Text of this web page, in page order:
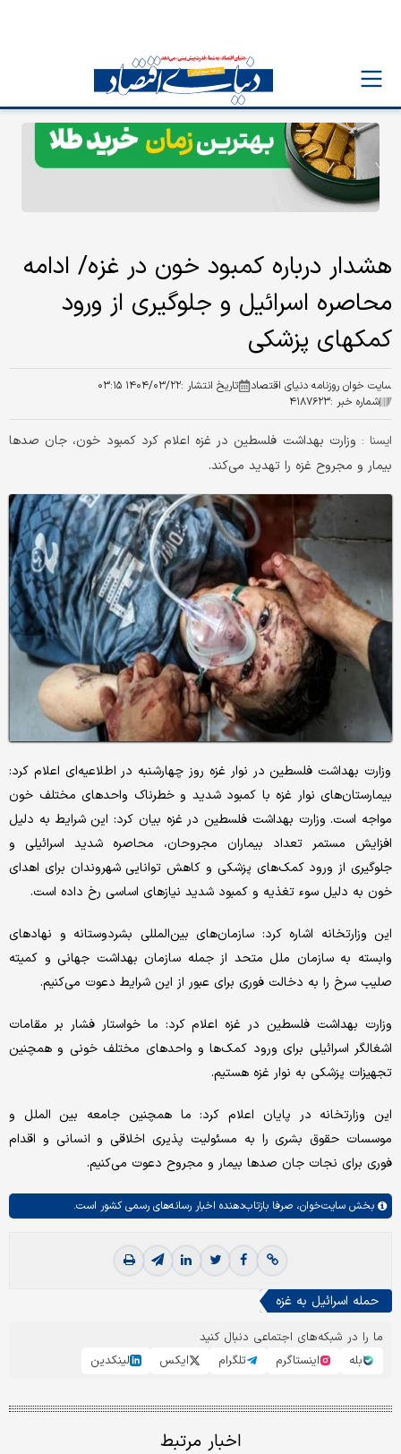
هشدار درباره کمبود خون در غزه/ ادامه
محاصره اسرائیل و جلوگیری از ورود
کمکهای پزشکی
سایت خوان روزنامه دنیای اقتصاد تاریخ انتشار :۱۴۰۴/۰۳/۲۲ ۰۳:۱۵
شماره خبر :۴۱۸۷۶۲۳
ايسنا : وزارت بهداشت فلسطین در غزه اعلام کرد کمبود خون، جان صدها
بیمار و مجروح غزه را تهدید می‌کند.
وزارت بهداشت فلسطین در نوار غزه روز چهارشنبه در اطلاعیه‌ای اعلام کرد:
بیمارستان‌های نوار غزه با کمبود شدید و خطرناک واحدهای مختلف خون
مواجه است. وزارت بهداشت فلسطین در غزه بیان کرد: این شرایط به دلیل
افزایش مستمر تعداد بیماران مجروحان، محاصره شدید اسرائیلی و
جلوگیری از ورود کمک‌های پزشکی و کاهش توانایی شهروندان برای اهدای
خون به دلیل سوء تغذیه و کمبود شدید نیازهای اساسی رخ داده است.
این وزارتخانه اشاره کرد: سازمان‌های بین‌المللی بشردوستانه و نهادهای
وابسته به سازمان ملل متحد از جمله سازمان بهداشت جهانی و کمیته
صلیب سرخ را به دخالت فوری برای عبور از این شرایط دعوت می‌کنیم.
وزارت بهداشت فلسطین در غزه اعلام کرد: ما خواستار فشار بر مقامات
اشغالگر اسرائیلی برای ورود کمک‌ها و واحدهای مختلف خونی و همچنین
تجهیزات پزشکی به نوار غزه هستیم.
این وزارتخانه در پایان اعلام کرد: ما همچنین جامعه بین الملل و
موسسات حقوق بشری را به مسئولیت پذیری اخلاقی و انسانی و اقدام
فوری برای نجات جان صدها بیمار و مجروح دعوت می‌کنیم.
بخش سایت‌خوان، صرفا بازتاب‌دهنده اخبار رسانه‌های رسمی کشور است.
حمله اسرائیل به غزه
ما را در شبکه‌های اجتماعی دنبال کنید
بله
اینستاگرم تلگرام ایکس لینکدین
اخبار مرتبط